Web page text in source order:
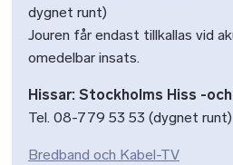
dygnet runt)
Jouren får endast tillkallas vid
omedelbar insats.
Hissar: Stockholms Hiss -
Tel. 08-779 53 53 (dygnet runt)
Bredband och Kabel-TV